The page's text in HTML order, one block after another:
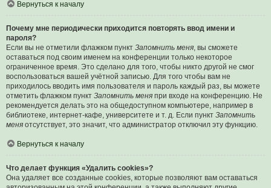
Вернуться к началу
Почему мне периодически приходится повторять ввод имени и
пароля?
Если вы не отметили флажком пункт Запомнить меня, вы сможете
оставаться под своим именем на конференции только некоторое
ограниченное время. Это сделано для того, чтобы никто другой не смог
воспользоваться вашей учётной записью. Для того чтобы вам не
приходилось вводить имя пользователя и пароль каждый раз, вы можете
отметить флажком пункт Запомнить меня при входе на конференцию. Не
рекомендуется делать это на общедоступном компьютере, например в
библиотеке, интернет-кафе, университете и т. д. Если пункт Запомнить
меня отсутствует, это значит, что администратор отключил эту функцию.
Вернуться к началу
Что делает функция «Удалить cookies»?
Она удаляет все созданные cookies, которые позволяют вам оставаться